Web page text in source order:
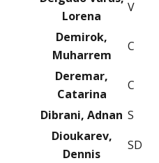
Lorena
V
Demirok,
Muharrem
C
Deremar,
Catarina
C
Dibrani, Adnan S
Dioukarev,
Dennis
SD